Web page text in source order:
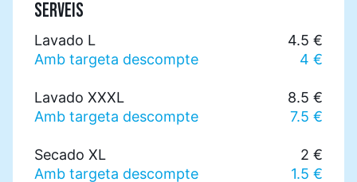
SERVEIS
Lavado L
4.5 €
Amb targeta descompte
4 €
Lavado XXXL
8.5 €
Amb targeta descompte
7.5 €
Secado XL
2 €
Amb targeta descompte
1.5 €